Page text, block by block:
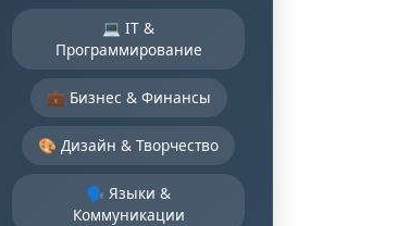
💻 IT &
Программирование
💼 Бизнес & Финансы
🎨 Дизайн & Творчество
🗣️ Языки &
Коммуникации